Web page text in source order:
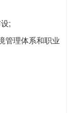
;
管理体系和职业